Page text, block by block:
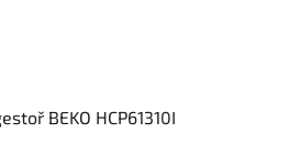
BEKO HCP61310I